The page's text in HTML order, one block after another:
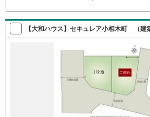
崎太田町店」まで徒歩5分（約360m
伊勢崎安堀店」まで徒歩6分（約
堀店」まで徒歩10分（約730m）と、
な施設が徒歩圏内に揃っています。教
校まで徒歩13分（約1、000m）、第
（約800m）とお子様の毎日の通学も